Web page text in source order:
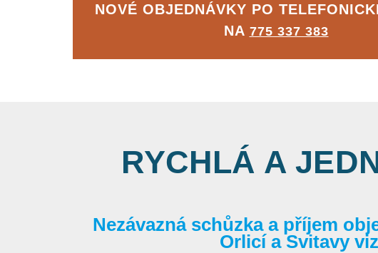
NOVÉ OBJEDNÁVKY PO
NA 775 337 383
RYCHLÁ A
Nezávazná schůzka a příjem
Orlicí a Svitavy